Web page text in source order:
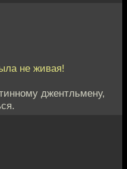
не живая!
джентльмену,